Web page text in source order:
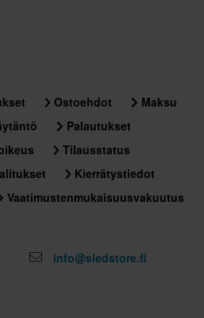
Ostoehdot
Maksu
Palautukset
Tilausstatus
Kierrätystiedot
Vaatimustenmukaisuusvakuutus
info@sledstore.fi